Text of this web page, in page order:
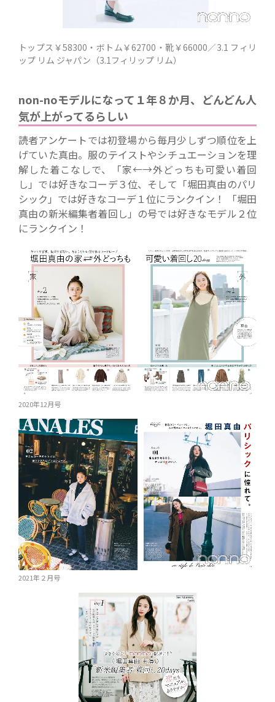
トップス￥58300・ボトム￥62700・靴￥66000／3.1 フィリ
ップ リム ジャパン（3.1フィリップ リム）
non-noモデルになって１年８か月、どんどん人
気が上がってるらしい
読者アンケートでは初登場から毎月少しずつ順位を上
げていた真由。服のテイストやシチュエーションを理
解した着こなしで、「家←→外どっちも可愛い着回
し」では好きなコーデ３位、そして「堀田真由のパリ
シック」では好きなコーデ１位にランクイン！ 「堀田
真由の新米編集者着回し」の号では好きなモデル２位
にランクイン！
2020年12月号
2021年２月号